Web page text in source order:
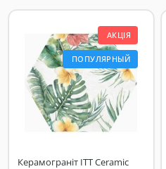
АКЦІЯ
ПОПУЛЯРНЫЙ
Керамограніт ITT Ceramic